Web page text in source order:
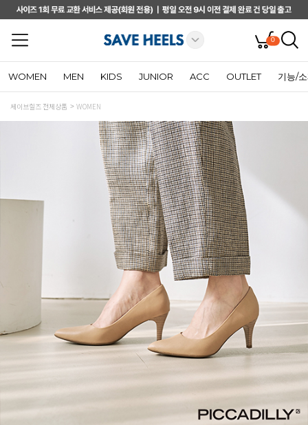
0
WOMEN MEN KIDS JUNIOR ACC OUTLET 기능/
세이브힐즈 전체상품 WOMEN